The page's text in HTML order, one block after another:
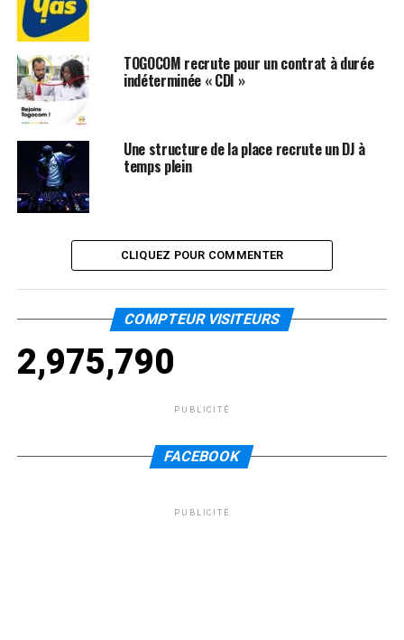
TOGOCOM recrute pour un contrat à durée
indéterminée « CDI »
Une structure de la place recrute un DJ à
temps plein
CLIQUEZ POUR COMMENTER
COMPTEUR VISITEURS
2,975,790
PUBLICITÉ
FACEBOOK
PUBLICITÉ